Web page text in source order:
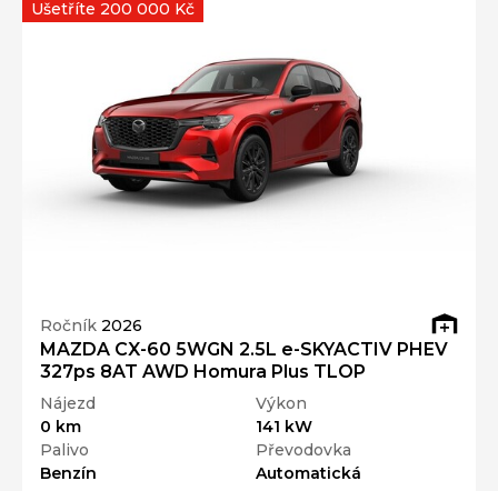
Ročník 2026
MAZDA CX-60 5WGN 2.5L e-SKYACTIV PHEV
327ps 8AT AWD Homura Plus TLOP
Nájezd
0 km
Výkon
141 kW
Palivo
Benzín
Převodovka
Automatická
Ušetříte 200 000 Kč